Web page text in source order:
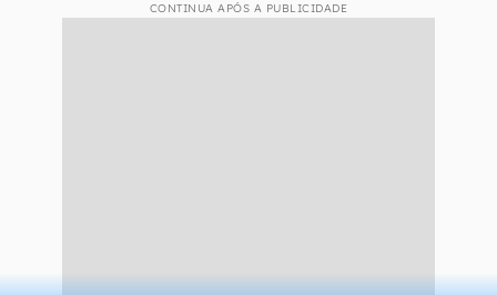
CONTINUA APÓS A PUBLICIDADE